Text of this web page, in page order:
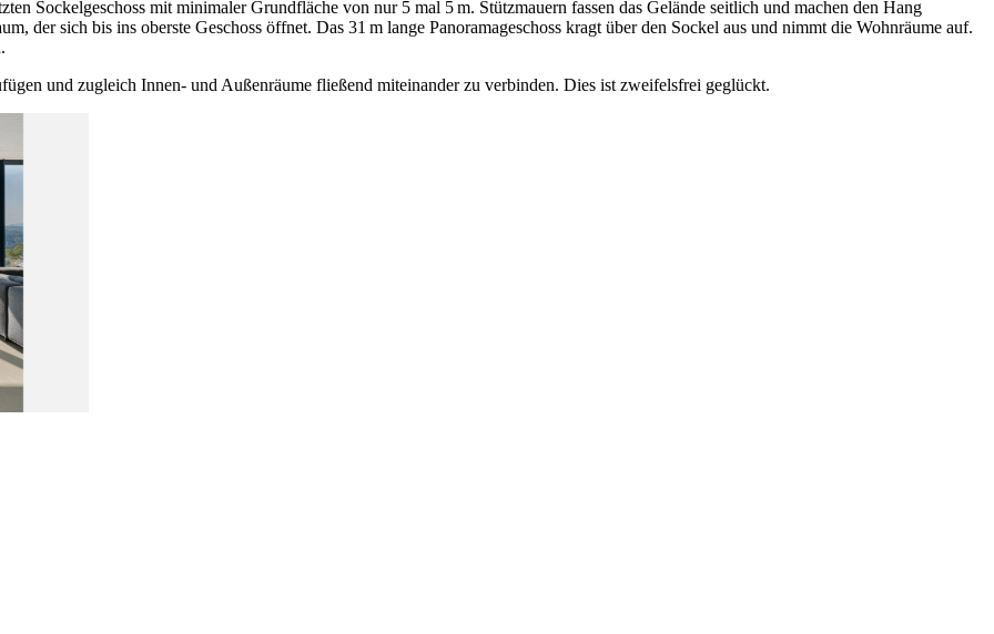
Sockelgeschoss mit minimaler Grundfläche von nur 5 mal 5 m. Stützmauern fassen das Gelände seitlich und machen den Hang
der sich bis ins oberste Geschoss öffnet. Das 31 m lange Panoramageschoss kragt über den Sockel aus und nimmt die Wohnräume auf.
und zugleich Innen- und Außenräume fließend miteinander zu verbinden. Dies ist zweifelsfrei geglückt.